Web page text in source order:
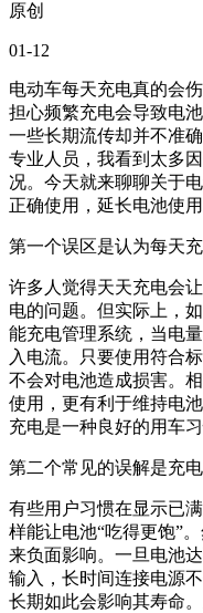
原创
01-12
电动车每天充电真的会
担心频繁充电会导致电
一些长期流传却并不准
专业人员，我看到太多
况。今天就来聊聊关于
正确使用，延长电池使用
第一个误区是认为每天充
许多人觉得天天充电会
电的问题。但实际上，
能充电管理系统，当电
入电流。只要使用符合
不会对电池造成损害。
使用，更有利于维持电
充电是一种良好的用车
第二个常见的误解是充
有些用户习惯在显示已
样能让电池“吃得更饱”
来负面影响。一旦电池
输入，长时间连接电源
长期如此会影响其寿命